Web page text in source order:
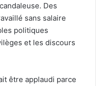
Des
sans salaire
politiques
et les discours
être applaudi parce